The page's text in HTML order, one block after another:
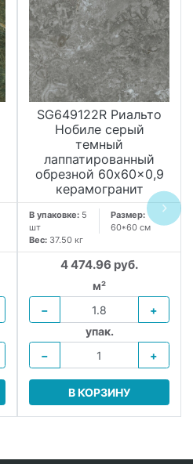
SG649122R Риальто
Нобиле серый
темный
лаппатированный
обрезной 60x60x0,9
керамогранит
В упаковке: 5
шт
Размер:
60*60 см
Вес: 37.50 кг
4 474.96 руб.
м²
−
+
упак.
−
+
В КОРЗИНУ